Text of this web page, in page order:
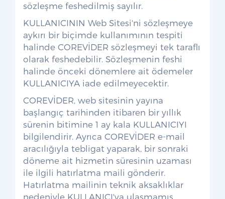
sözleşme feshedilmiş sayılır.
KULLANICININ Web Sitesi'ni sözleşmeye
aykırı bir biçimde kullanımının tespiti
halinde COREVİDER sözleşmeyi tek taraflı
olarak feshedebilir. Sözleşmenin feshi
halinde önceki dönemlere ait ödemeler
KULLANICIYA iade edilmeyecektir.
COREVİDER, web sitesinin yayına
başlangıç tarihinden itibaren bir yıllık
sürenin bitimine 1 ay kala KULLANICIYI
bilgilendirir. Ayrıca COREVİDER e-mail
aracılığıyla tebligat yaparak, bir sonraki
döneme ait hizmetin süresinin uzaması
ile ilgili hatırlatma maili gönderir.
Hatırlatma mailinin teknik aksaklıklar
nedeniyle KULLANICI'ya ulaşmamış